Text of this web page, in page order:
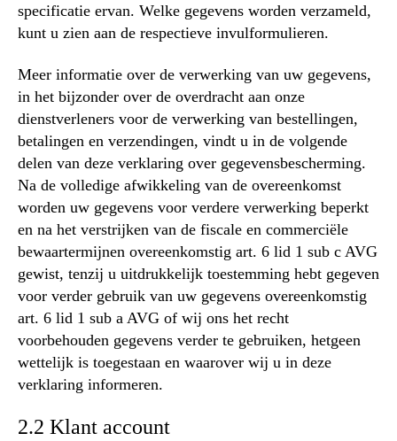
specificatie ervan. Welke gegevens worden verzameld,
kunt u zien aan de respectieve invulformulieren.
Meer informatie over de verwerking van uw gegevens,
in het bijzonder over de overdracht aan onze
dienstverleners voor de verwerking van bestellingen,
betalingen en verzendingen, vindt u in de volgende
delen van deze verklaring over gegevensbescherming.
Na de volledige afwikkeling van de overeenkomst
worden uw gegevens voor verdere verwerking beperkt
en na het verstrijken van de fiscale en commerciële
bewaartermijnen overeenkomstig art. 6 lid 1 sub c AVG
gewist, tenzij u uitdrukkelijk toestemming hebt gegeven
voor verder gebruik van uw gegevens overeenkomstig
art. 6 lid 1 sub a AVG of wij ons het recht
voorbehouden gegevens verder te gebruiken, hetgeen
wettelijk is toegestaan en waarover wij u in deze
verklaring informeren.
2.2 Klant account